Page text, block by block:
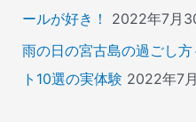
ールが好き！
2022年7月
雨の日の宮古島の過ごし
ト10選の実体験 2022年7